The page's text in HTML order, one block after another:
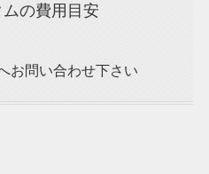
の費用目安
お問い合わせ下さい